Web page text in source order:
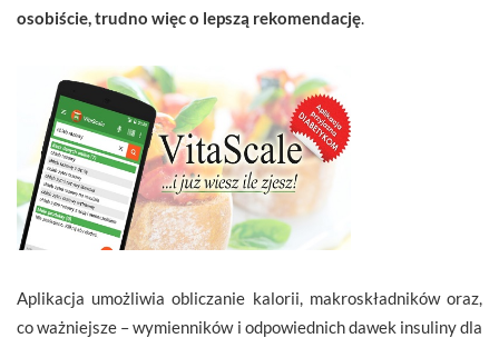
osobiście, trudno więc o lepszą rekomendację
Aplikacja umożliwia obliczanie kalorii, makroskładników oraz,
co ważniejsze – wymienników i odpowiednich dawek insuliny dla